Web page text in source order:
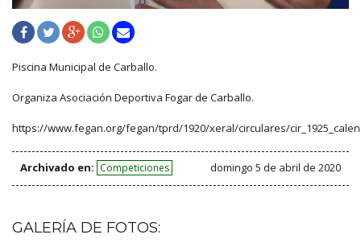
Piscina Municipal de Carballo.
Organiza Asociación Deportiva Fogar de Carballo.
https://www.fegan.org/fegan/tprd/1920/xeral/circulares/
Archivado en: Competiciones domingo 5 de abril de 2020
GALERÍA DE FOTOS: